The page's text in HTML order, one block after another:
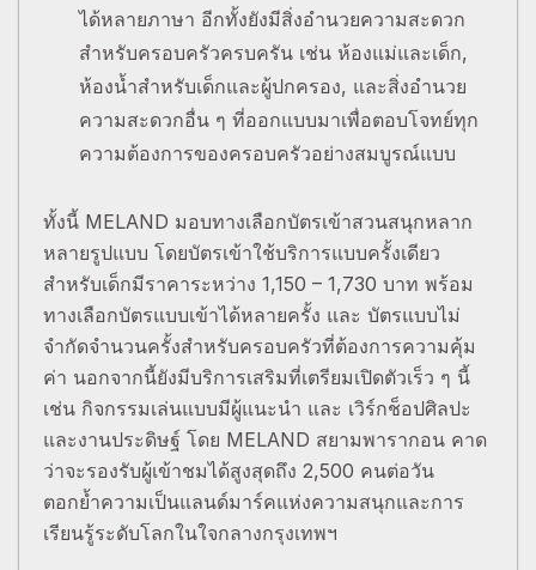
ได้หลายภาษา อีกทั้งยังมีสิ่งอำนวยความสะดวก
สำหรับครอบครัวครบครัน เช่น ห้องแม่และเด็ก,
ห้องน้ำสำหรับเด็กและผู้ปกครอง, และสิ่งอำนวย
ความสะดวกอื่น ๆ ที่ออกแบบมาเพื่อตอบโจทย์ทุก
ความต้องการของครอบครัวอย่างสมบูรณ์แบบ
ทั้งนี้ MELAND มอบทางเลือกบัตรเข้าสวนสนุกหลาก
หลายรูปแบบ โดยบัตรเข้าใช้บริการแบบครั้งเดียว
สำหรับเด็กมีราคาระหว่าง 1,150 – 1,730 บาท พร้อม
ทางเลือกบัตรแบบเข้าได้หลายครั้ง และ บัตรแบบไม่
จำกัดจำนวนครั้งสำหรับครอบครัวที่ต้องการความคุ้ม
ค่า นอกจากนี้ยังมีบริการเสริมที่เตรียมเปิดตัวเร็ว ๆ นี้
เช่น กิจกรรมเล่นแบบมีผู้แนะนำ และ เวิร์กช็อปศิลปะ
และงานประดิษฐ์ โดย MELAND สยามพารากอน คาด
ว่าจะรองรับผู้เข้าชมได้สูงสุดถึง 2,500 คนต่อวัน
ตอกย้ำความเป็นแลนด์มาร์คแห่งความสนุกและการ
เรียนรู้ระดับโลกในใจกลางกรุงเทพฯ